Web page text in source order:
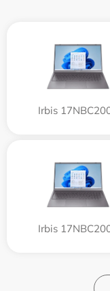
Irbis
Irbis